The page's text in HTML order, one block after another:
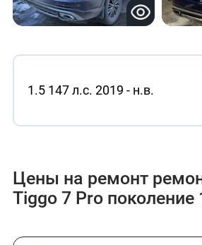
1.5 147 л.с. 2019 - н.в.
Цены на ремонт
Tiggo 7 Pro поколение